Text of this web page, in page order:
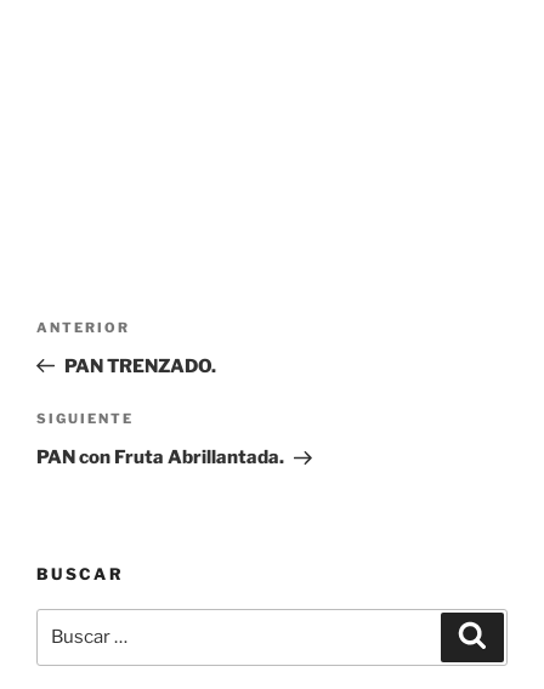
entradas
Entrada
anterior:
ANTERIOR
PAN TRENZADO.
Siguiente
entrada
SIGUIENTE
PAN con Fruta Abrillantada.
BUSCAR
por: